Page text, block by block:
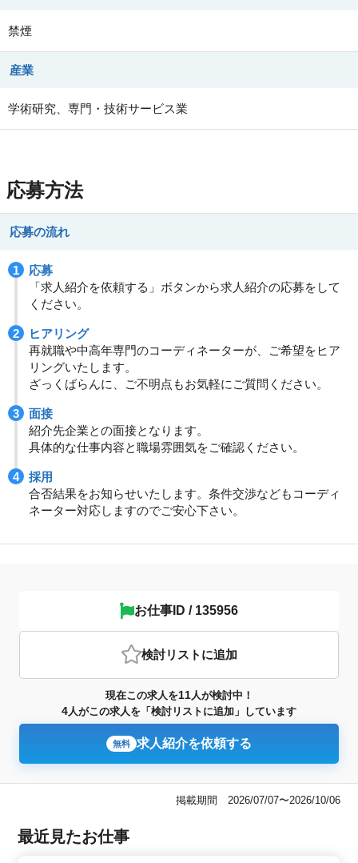
禁煙
産業
学術研究、専門・技術サービス業
応募方法
応募の流れ
応募
「求人紹介を依頼する」ボタンから求人紹介の応募をして
ください。
ヒアリング
再就職や中高年専門のコーディネーターが、ご希望をヒア
リングいたします。
ざっくばらんに、ご不明点もお気軽にご質問ください。
面接
紹介先企業との面接となります。
具体的な仕事内容と職場雰囲気をご確認ください。
採用
合否結果をお知らせいたします。条件交渉などもコーディ
ネーター対応しますのでご安心下さい。
お仕事ID / 135956
検討リスト に追加
現在この求人を11人が検討中！
4人がこの求人を「検討リストに追加」しています
無料 求人紹介を依頼する
掲載期間 2026/07/07〜2026/10/06
最近見たお仕事